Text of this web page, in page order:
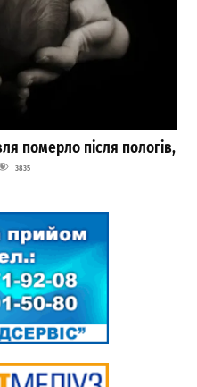
померло після пологів,
3835